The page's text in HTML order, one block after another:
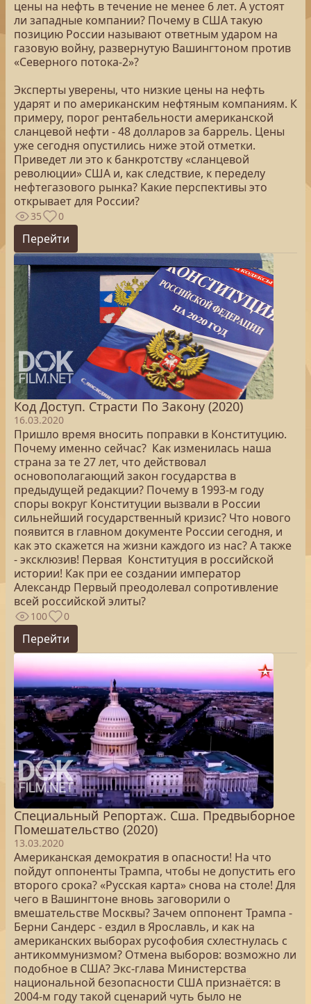
цены на нефть в течение не менее 6 лет. А устоят
ли западные компании? Почему в США такую
позицию России называют ответным ударом на
газовую войну, развернутую Вашингтоном против
«Северного потока-2»?
Эксперты уверены, что низкие цены на нефть
ударят и по американским нефтяным компаниям. К
примеру, порог рентабельности американской
сланцевой нефти - 48 долларов за баррель. Цены
уже сегодня опустились ниже этой отметки.
Приведет ли это к банкротству «сланцевой
революции» США и, как следствие, к переделу
нефтегазового рынка? Какие перспективы это
открывает для России?
35 0
Перейти
Код Доступ. Страсти По Закону (2020)
16.03.2020
Пришло время вносить поправки в Конституцию.
Почему именно сейчас? Как изменилась наша
страна за те 27 лет, что действовал
основополагающий закон государства в
предыдущей редакции? Почему в 1993-м году
споры вокруг Конституции вызвали в России
сильнейший государственный кризис? Что нового
появится в главном документе России сегодня, и
как это скажется на жизни каждого из нас? А также
- эксклюзив! Первая Конституция в российской
истории! Как при ее создании император
Александр Первый преодолевал сопротивление
всей российской элиты?
100 0
Перейти
Специальный Репортаж. Сша. Предвыборное
Помешательство (2020)
13.03.2020
Американская демократия в опасности! На что
пойдут оппоненты Трампа, чтобы не допустить его
второго срока? «Русская карта» снова на столе! Для
чего в Вашингтоне вновь заговорили о
вмешательстве Москвы? Зачем оппонент Трампа -
Берни Сандерс - ездил в Ярославль, и как на
американских выборах русофобия схлестнулась с
антикоммунизмом? Отмена выборов: возможно ли
подобное в США? Экс-глава Министерства
национальной безопасности США признаётся: в
2004-м году такой сценарий чуть было не